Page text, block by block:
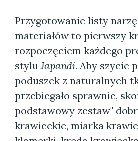
Przygotowanie listy
materiałów to pierwszy
rozpoczęciem każdego
styluJapandi. Aby szycie
poduszek z naturalnych
przebiegało sprawnie,
podstawowy zestaw"
krawieckie, miarka